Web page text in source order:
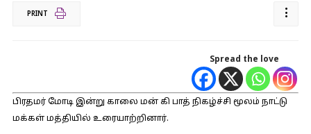
PRINT
Spread the love
பிரதமர் மோடி இன்று காலை மன் கி பாத் நிகழ்ச்சி மூலம் நாட்டு
மக்கள் மத்தியில் உரையாற்றினார்.